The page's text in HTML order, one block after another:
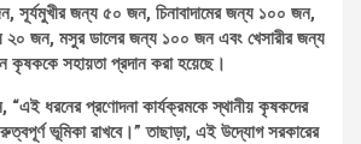
সূর্যমুখীর জন্য ৫০ জন, চিনাবাদামের জন্য ১০০ জন,
২০ জন, মসুর ডালের জন্য ১০০ জন এবং খেসারীর জন্য
কৃষককে সহায়তা প্রদান করা হয়েছে।
“এই ধরনের প্রণোদনা কার্যক্রমকে স্থানীয় কৃষকদের
ভূমিকা রাখবে।” তাছাড়া, এই উদ্যোগ সরকারের